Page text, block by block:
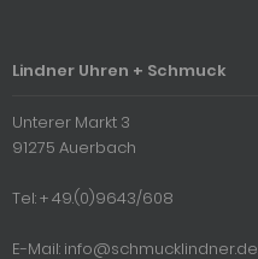
Lindner Uhren + Schmuck
Unterer Markt 3
91275 Auerbach
Tel: + 49.(0)9643/608
E-Mail: info@schmucklindner.de